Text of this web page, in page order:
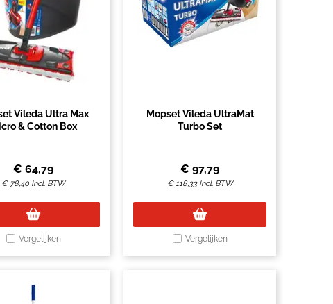
Vileda Ultra Max
& Cotton Box
€ 64,79
€ 78,40 Incl. BTW
Vergelijken
Mopset Vileda UltraMat
Turbo Set
€ 97,79
€118,33 Incl. BTW
Vergelijken